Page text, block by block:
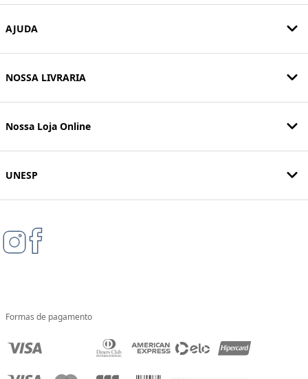
AJUDA
NOSSA LIVRARIA
Nossa Loja Online
UNESP
Formas de pagamento